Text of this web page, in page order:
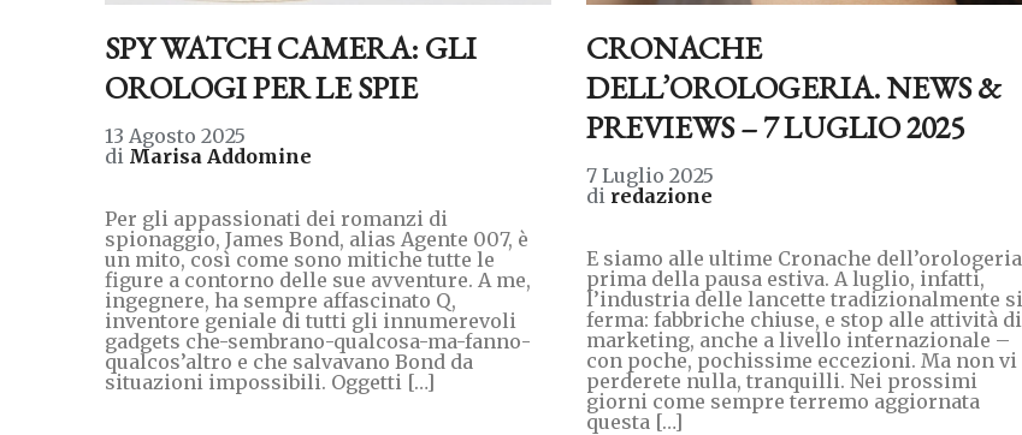
SPY WATCH CAMERA: GLI
OROLOGI PER LE SPIE
13 Agosto 2025
di Marisa Addomine
Per gli appassionati dei romanzi di
spionaggio, James Bond, alias Agente 007, è
un mito, così come sono mitiche tutte le
figure a contorno delle sue avventure. A me,
ingegnere, ha sempre affascinato Q,
inventore geniale di tutti gli innumerevoli
gadgets che-sembrano-qualcosa-ma-fanno-
qualcos’altro e che salvavano Bond da
situazioni impossibili. Oggetti […]
CRONACHE
DELL’OROLOGERIA. NEWS &
PREVIEWS – 7 LUGLIO 2025
7 Luglio 2025
di redazione
E siamo alle ultime Cronache dell’orologeria
prima della pausa estiva. A luglio, infatti,
l’industria delle lancette tradizionalmente si
ferma: fabbriche chiuse, e stop alle attività di
marketing, anche a livello internazionale –
con poche, pochissime eccezioni. Ma non vi
perderete nulla, tranquilli. Nei prossimi
giorni come sempre terremo aggiornata
questa […]